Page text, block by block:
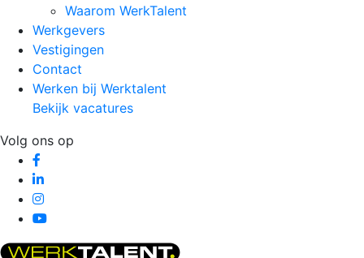
Waarom WerkTalent
Werkgevers
Vestigingen
Contact
Werken bij Werktalent
Bekijk vacatures
Volg ons op